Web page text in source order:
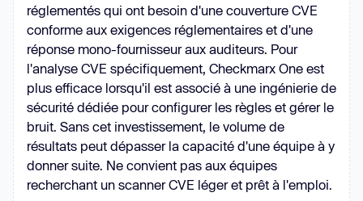
réglementés qui ont besoin d'une couverture CVE
conforme aux exigences réglementaires et d'une
réponse mono-fournisseur aux auditeurs. Pour
l'analyse CVE spécifiquement, Checkmarx One est
plus efficace lorsqu'il est associé à une ingénierie de
sécurité dédiée pour configurer les règles et gérer le
bruit. Sans cet investissement, le volume de
résultats peut dépasser la capacité d'une équipe à y
donner suite. Ne convient pas aux équipes
recherchant un scanner CVE léger et prêt à l'emploi.